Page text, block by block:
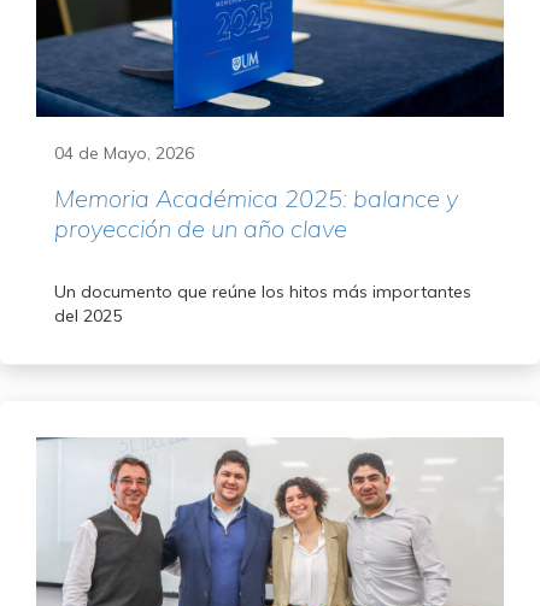
04 de Mayo, 2026
Memoria Académica 2025: balance y
proyección de un año clave
Un documento que reúne los hitos más importantes
del 2025